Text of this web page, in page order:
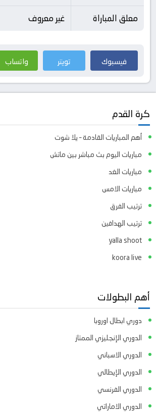
معلق المباراة
غير معروف
فيسبوك تويتر واتساب
كرة القدم
أهم المباريات القادمة – يلا شوت
مباريات اليوم بث مباشر بين ماتش
مباريات الغد
مباريات الامس
ترتيب الفرق
ترتيب الهدافين
yalla shoot
koora live
أهم البطولات
دوري ابطال اوروبا
الدوري الإنجليزي الممتاز
الدوري الاسباني
الدوري الإيطالي
الدوري الفرنسي
الدوري الاماراتي